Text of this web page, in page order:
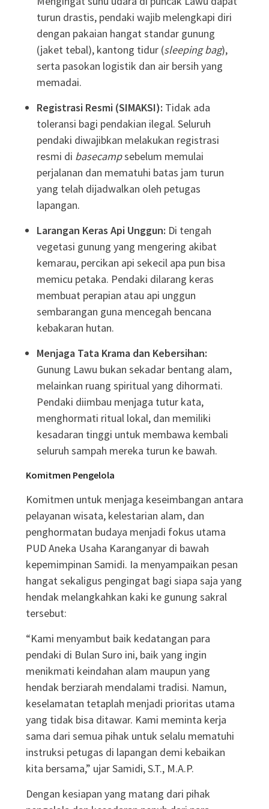
turun drastis, pendaki wajib melengkapi diri
dengan pakaian hangat standar gunung
(jaket tebal), kantong tidur (sleeping bag),
serta pasokan logistik dan air bersih yang
memadai.
Registrasi Resmi (SIMAKSI): Tidak ada
toleransi bagi pendakian ilegal. Seluruh
pendaki diwajibkan melakukan registrasi
resmi di basecampsebelum memulai
perjalanan dan mematuhi batas jam turun
yang telah dijadwalkan oleh petugas
lapangan.
Larangan Keras Api Unggun: Di tengah
vegetasi gunung yang mengering akibat
kemarau, percikan api sekecil apa pun bisa
memicu petaka. Pendaki dilarang keras
membuat perapian atau api unggun
sembarangan guna mencegah bencana
kebakaran hutan.
Menjaga Tata Krama dan Kebersihan:
Gunung Lawu bukan sekadar bentang alam,
melainkan ruang spiritual yang dihormati.
Pendaki diimbau menjaga tutur kata,
menghormati ritual lokal, dan memiliki
kesadaran tinggi untuk membawa kembali
seluruh sampah mereka turun ke bawah.
Komitmen Pengelola
Komitmen untuk menjaga keseimbangan antara
pelayanan wisata, kelestarian alam, dan
penghormatan budaya menjadi fokus utama
PUD Aneka Usaha Karanganyar di bawah
kepemimpinan Samidi. Ia menyampaikan pesan
hangat sekaligus pengingat bagi siapa saja yang
hendak melangkahkan kaki ke gunung sakral
tersebut:
“Kami menyambut baik kedatangan para
pendaki di Bulan Suro ini, baik yang ingin
menikmati keindahan alam maupun yang
hendak berziarah mendalami tradisi. Namun,
keselamatan tetaplah menjadi prioritas utama
yang tidak bisa ditawar. Kami meminta kerja
sama dari semua pihak untuk selalu mematuhi
instruksi petugas di lapangan demi kebaikan
kita bersama,” ujar Samidi, S.T., M.A.P.
Dengan kesiapan yang matang dari pihak